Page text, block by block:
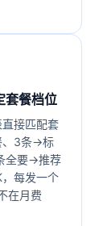
餐档位
直接匹配套
、3条→标
全要→推荐
每发一个
在月费